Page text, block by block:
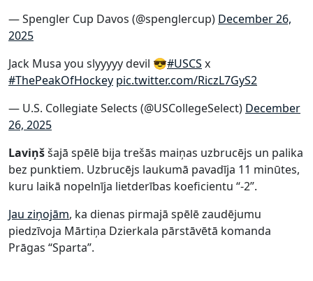
— Spengler Cup Davos (@spenglercup) December 26,
2025
Jack Musa you slyyyyy devil 😎#USCS x
#ThePeakOfHockey pic.twitter.com/RiczL7GyS2
— U.S. Collegiate Selects (@USCollegeSelect) December
26, 2025
Laviņššajā spēlē bija trešās maiņas uzbrucējs un palika
bez punktiem. Uzbrucējs laukumā pavadīja 11 minūtes,
kuru laikā nopelnīja lietderības koeficientu “-2”.
Jau ziņojām, ka dienas pirmajā spēlē zaudējumu
piedzīvoja Mārtiņa Dzierkala pārstāvētā komanda
Prāgas “Sparta”.